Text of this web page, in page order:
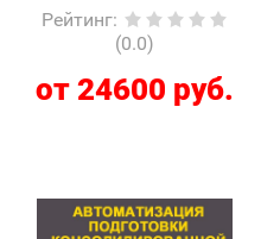
Рейтинг:
(0.0)
от 24600 руб.